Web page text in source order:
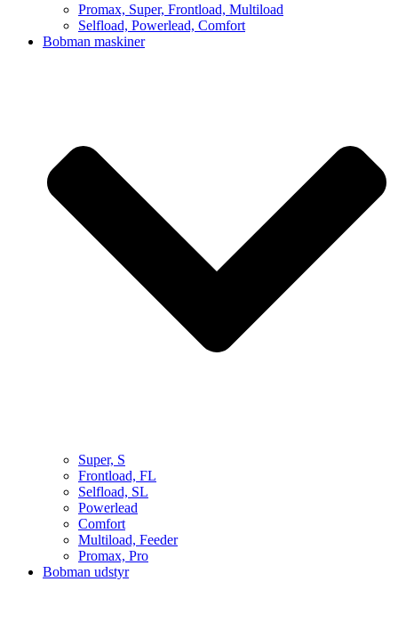
Promax, Super, Frontload, Multiload
Selfload, Powerlead, Comfort
Bobman maskiner
Super, S
Frontload, FL
Selfload, SL
Powerlead
Comfort
Multiload, Feeder
Promax, Pro
Bobman udstyr